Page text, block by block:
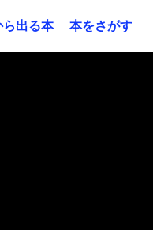
ら出る本 本をさがす